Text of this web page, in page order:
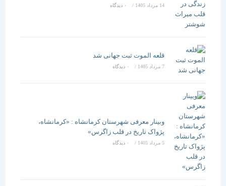
14 مرداد 1405 / ۰ دیدگاه
قلعه الموت ثبت جهانی شد
/ ۰ دیدگاه
وبینار معرفی شهرستان کرمانشاه : «کرمانشاه،
پژواک تاریخ در قلب زاگرس»
5 مرداد 1405 / ۰ دیدگاه